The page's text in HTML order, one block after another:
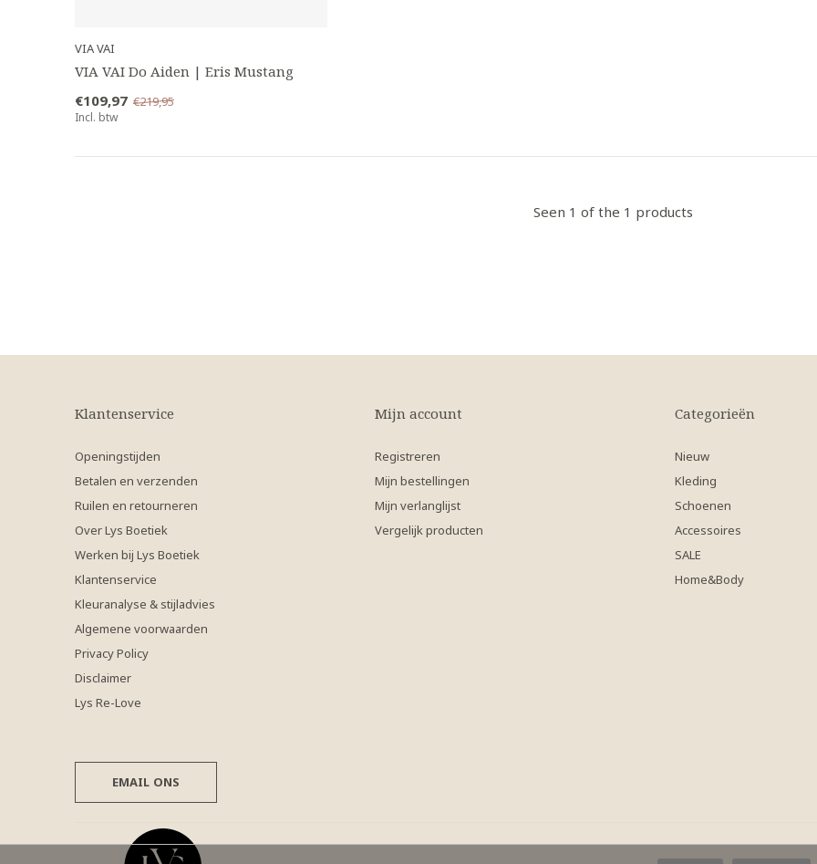
VIA VAI
VIA VAI Do Aiden | Eris Mustang
€109,97 €219,95
Incl. btw
Seen 1 of the 1 products
Klantenservice
Openingstijden
Betalen en verzenden
Ruilen en retourneren
Over Lys Boetiek
Werken bij Lys Boetiek
Klantenservice
Kleuranalyse & stijladvies
Algemene voorwaarden
Privacy Policy
Disclaimer
Lys Re-Love
Mijn account
Registreren
Mijn bestellingen
Mijn verlanglijst
Vergelijk producten
Categorieën
Nieuw
Kleding
Schoenen
Accessoires
SALE
Home&Body
EMAIL ONS